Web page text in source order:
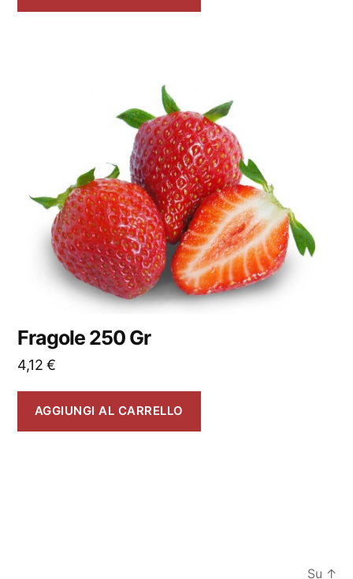
Fragole 250 Gr
4,12€
AGGIUNGI AL CARRELLO
Su ↑